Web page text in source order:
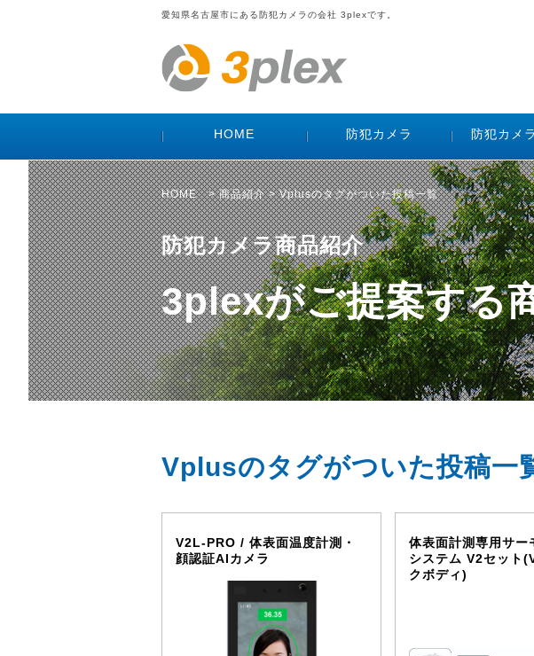
愛知県名古屋市にある防犯カメラの会社 3plexです。
HOME 防犯カメラ 防犯カメ
HOME>商品紹介> Vplusのタグがついた投稿一覧
防犯カメラ商品紹介
3plexがご提案する
Vplusのタグがついた投稿一
V2L-PRO / 体表面温度計測・
顔認証AIカメラ
体表面計測専用サー
システム V2セット
クボディ)